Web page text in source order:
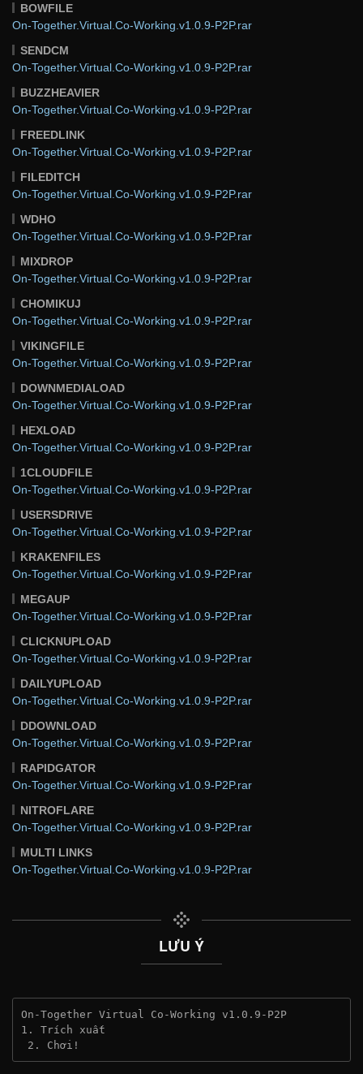
BOWFILE
On-Together.Virtual.Co-Working.v1.0.9-P2P.rar
SENDCM
On-Together.Virtual.Co-Working.v1.0.9-P2P.rar
BUZZHEAVIER
On-Together.Virtual.Co-Working.v1.0.9-P2P.rar
FREEDLINK
On-Together.Virtual.Co-Working.v1.0.9-P2P.rar
FILEDITCH
On-Together.Virtual.Co-Working.v1.0.9-P2P.rar
WDHO
On-Together.Virtual.Co-Working.v1.0.9-P2P.rar
MIXDROP
On-Together.Virtual.Co-Working.v1.0.9-P2P.rar
CHOMIKUJ
On-Together.Virtual.Co-Working.v1.0.9-P2P.rar
VIKINGFILE
On-Together.Virtual.Co-Working.v1.0.9-P2P.rar
DOWNMEDIALOAD
On-Together.Virtual.Co-Working.v1.0.9-P2P.rar
HEXLOAD
On-Together.Virtual.Co-Working.v1.0.9-P2P.rar
1CLOUDFILE
On-Together.Virtual.Co-Working.v1.0.9-P2P.rar
USERSDRIVE
On-Together.Virtual.Co-Working.v1.0.9-P2P.rar
KRAKENFILES
On-Together.Virtual.Co-Working.v1.0.9-P2P.rar
MEGAUP
On-Together.Virtual.Co-Working.v1.0.9-P2P.rar
CLICKNUPLOAD
On-Together.Virtual.Co-Working.v1.0.9-P2P.rar
DAILYUPLOAD
On-Together.Virtual.Co-Working.v1.0.9-P2P.rar
DDOWNLOAD
On-Together.Virtual.Co-Working.v1.0.9-P2P.rar
RAPIDGATOR
On-Together.Virtual.Co-Working.v1.0.9-P2P.rar
NITROFLARE
On-Together.Virtual.Co-Working.v1.0.9-P2P.rar
MULTI LINKS
On-Together.Virtual.Co-Working.v1.0.9-P2P.rar
LƯU Ý
On-Together Virtual Co-Working v1.0.9-P2P
1. Trích xuất
2. Chơi!